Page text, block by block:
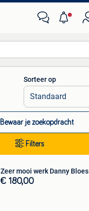
Alle afstanden…
Sorteer op
Bewaar je zoekopdracht
Filters
Zeer mooi werk Danny Bloes
€ 180,00